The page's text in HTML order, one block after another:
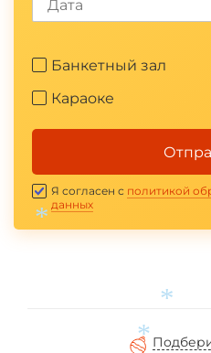
Банкетный зал
Караоке
Я согласен с политикой
данных
*